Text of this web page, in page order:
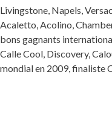
Livingstone, Napels,
Acaletto, Acolino,
bons gagnants
Calle Cool, Discovery,
mondial en 2009, finaliste